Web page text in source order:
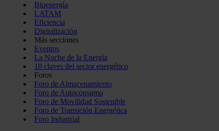
Bioenergía
LATAM
Eficiencia
Digitalización
Más secciones
Eventos
La Noche de la Energía
10 claves del sector energético
Foros
Foro de Almacenamiento
Foro de Autoconsumo
Foro de Movilidad Sostenible
Foro de Transición Energética
Foro Industrial